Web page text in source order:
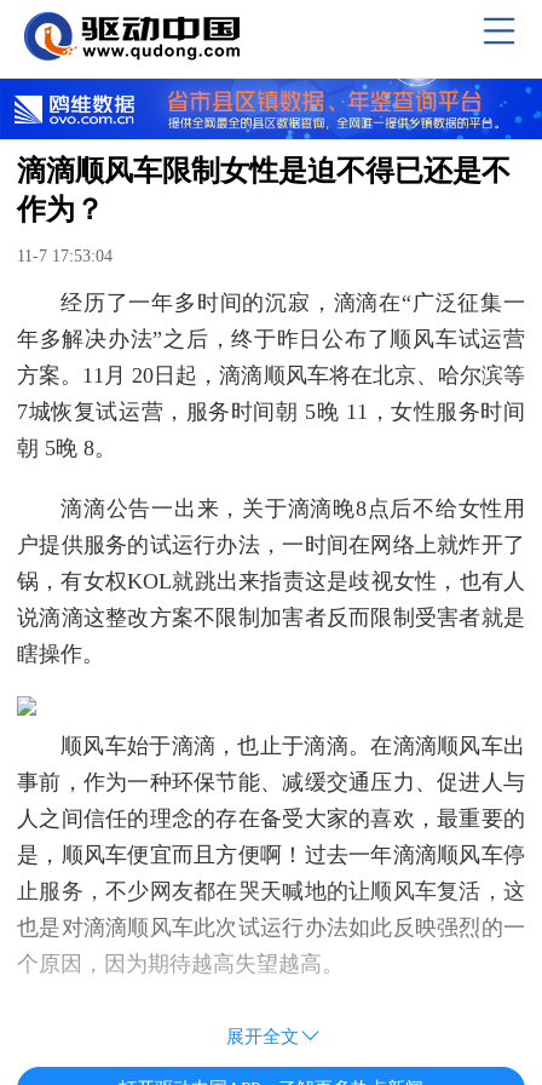
滴滴顺风车限制女性是迫不得已还是不
作为？
11-7 17:53:04
经历了一年多时间的沉寂，滴滴在“广泛征集一
年多解决办法”之后，终于昨日公布了顺风车试运营
方案。11月 20日起，滴滴顺风车将在北京、哈尔滨等
7城恢复试运营，服务时间朝 5晚 11，女性服务时间
朝 5晚 8。
滴滴公告一出来，关于滴滴晚8点后不给女性用
户提供服务的试运行办法，一时间在网络上就炸开了
锅，有女权KOL就跳出来指责这是歧视女性，也有人
说滴滴这整改方案不限制加害者反而限制受害者就是
瞎操作。
顺风车始于滴滴，也止于滴滴。在滴滴顺风车出
事前，作为一种环保节能、减缓交通压力、促进人与
人之间信任的理念的存在备受大家的喜欢，最重要的
是，顺风车便宜而且方便啊！过去一年滴滴顺风车停
止服务，不少网友都在哭天喊地的让顺风车复活，这
也是对滴滴顺风车此次试运行办法如此反映强烈的一
个原因，因为期待越高失望越高。
展开全文